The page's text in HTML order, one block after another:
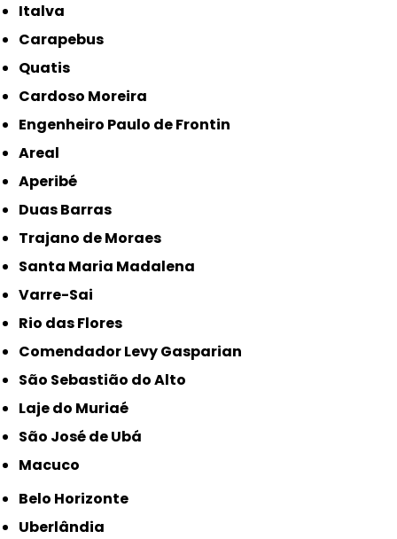
Italva
Carapebus
Quatis
Cardoso Moreira
Engenheiro Paulo de Frontin
Areal
Aperibé
Duas Barras
Trajano de Moraes
Santa Maria Madalena
Varre-Sai
Rio das Flores
Comendador Levy Gasparian
São Sebastião do Alto
Laje do Muriaé
São José de Ubá
Macuco
Belo Horizonte
Uberlândia